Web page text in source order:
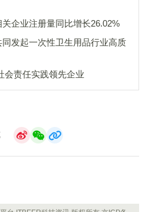
企业注册量同比增长26.02%
发起一次性卫生用品行业高质
会责任实践领先企业